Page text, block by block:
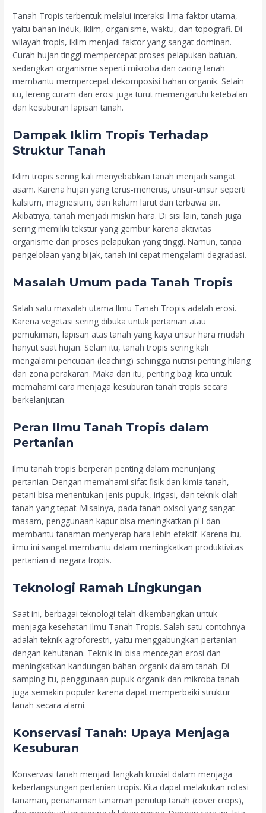
Tanah Tropis terbentuk melalui interaksi lima faktor utama,
yaitu bahan induk, iklim, organisme, waktu, dan topografi. Di
wilayah tropis, iklim menjadi faktor yang sangat dominan.
Curah hujan tinggi mempercepat proses pelapukan batuan,
sedangkan organisme seperti mikroba dan cacing tanah
membantu mempercepat dekomposisi bahan organik. Selain
itu, lereng curam dan erosi juga turut memengaruhi ketebalan
dan kesuburan lapisan tanah.
Dampak Iklim Tropis Terhadap
Struktur Tanah
Iklim tropis sering kali menyebabkan tanah menjadi sangat
asam. Karena hujan yang terus-menerus, unsur-unsur seperti
kalsium, magnesium, dan kalium larut dan terbawa air.
Akibatnya, tanah menjadi miskin hara. Di sisi lain, tanah juga
sering memiliki tekstur yang gembur karena aktivitas
organisme dan proses pelapukan yang tinggi. Namun, tanpa
pengelolaan yang bijak, tanah ini cepat mengalami degradasi.
Masalah Umum pada Tanah Tropis
Salah satu masalah utama Ilmu Tanah Tropis adalah erosi.
Karena vegetasi sering dibuka untuk pertanian atau
pemukiman, lapisan atas tanah yang kaya unsur hara mudah
hanyut saat hujan. Selain itu, tanah tropis sering kali
mengalami pencucian (leaching) sehingga nutrisi penting hilang
dari zona perakaran. Maka dari itu, penting bagi kita untuk
memahami cara menjaga kesuburan tanah tropis secara
berkelanjutan.
Peran Ilmu Tanah Tropis dalam
Pertanian
Ilmu tanah tropis berperan penting dalam menunjang
pertanian. Dengan memahami sifat fisik dan kimia tanah,
petani bisa menentukan jenis pupuk, irigasi, dan teknik olah
tanah yang tepat. Misalnya, pada tanah oxisol yang sangat
masam, penggunaan kapur bisa meningkatkan pH dan
membantu tanaman menyerap hara lebih efektif. Karena itu,
ilmu ini sangat membantu dalam meningkatkan produktivitas
pertanian di negara tropis.
Teknologi Ramah Lingkungan
Saat ini, berbagai teknologi telah dikembangkan untuk
menjaga kesehatan Ilmu Tanah Tropis. Salah satu contohnya
adalah teknik agroforestri, yaitu menggabungkan pertanian
dengan kehutanan. Teknik ini bisa mencegah erosi dan
meningkatkan kandungan bahan organik dalam tanah. Di
samping itu, penggunaan pupuk organik dan mikroba tanah
juga semakin populer karena dapat memperbaiki struktur
tanah secara alami.
Konservasi Tanah: Upaya Menjaga
Kesuburan
Konservasi tanah menjadi langkah krusial dalam menjaga
keberlangsungan pertanian tropis. Kita dapat melakukan rotasi
tanaman, penanaman tanaman penutup tanah (cover crops),